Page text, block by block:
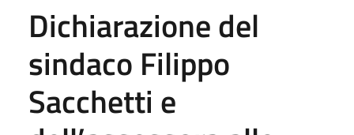
Dichiarazione del
sindaco Filippo
Sacchetti e